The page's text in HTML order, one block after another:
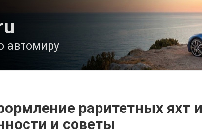
автомиру
раритетных яхт и
и советы